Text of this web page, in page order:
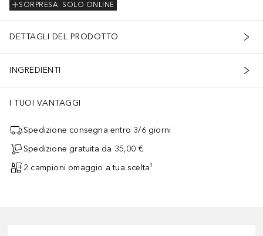
SOLO ONLINE
SORPRESA
DETTAGLI DEL PRODOTTO
INGREDIENTI
I TUOI VANTAGGI
Spedizione consegna entro 3/6 giorni
Spedizione gratuita da 35,00 €
2 campioni omaggio a tua scelta¹